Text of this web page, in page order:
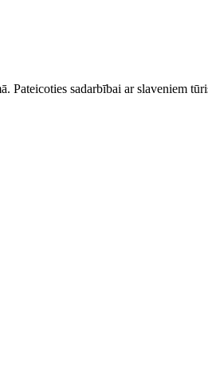
sadarbībai ar slaveniem